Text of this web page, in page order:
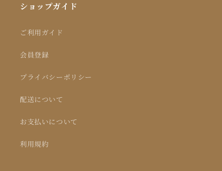
ショップガイド
ご利用ガイド
会員登録
プライバシーポリシー
配送について
お支払いについて
利用規約